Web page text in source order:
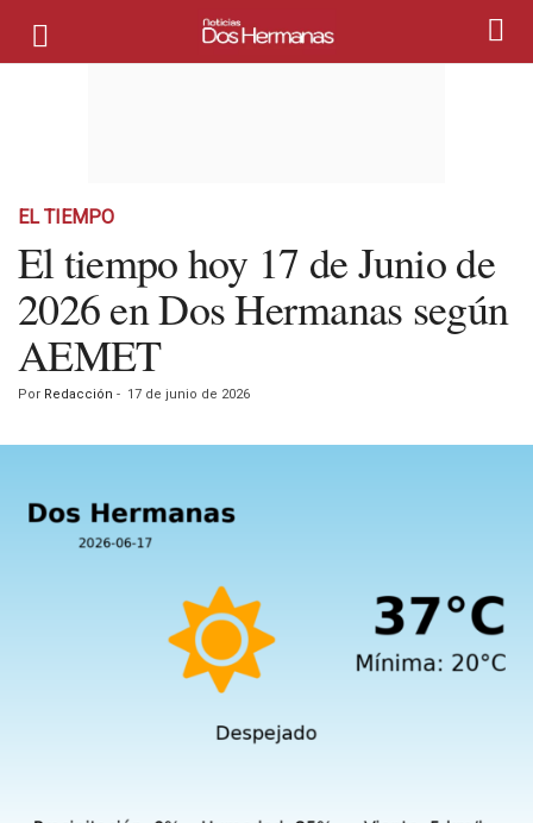
EL TIEMPO
El tiempo hoy 17 de Junio de
2026 en Dos Hermanas según
AEMET
Por Redacción - 17 de junio de 2026